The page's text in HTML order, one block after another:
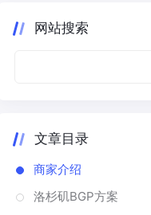
网站搜索
文章目录
商家介绍
洛杉矶BGP方案